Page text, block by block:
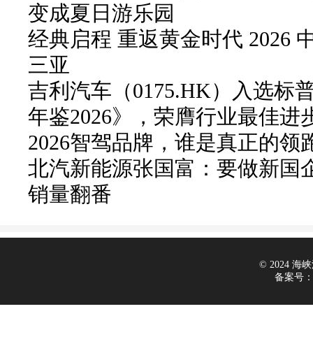
变成夏日游乐园
经典启程 重返黄金时代 2026
三亚
吉利汽车（0175.HK）入选标
年鉴2026》，荣膺行业最佳进
2026智驾品牌，谁是真正的领
北汽新能源张国富：要做新国
销量翻番
© 2024 海峡
备案号：